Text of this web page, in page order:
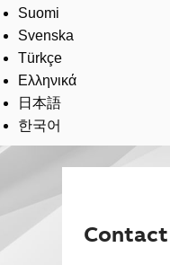
Suomi
Svenska
Türkçe
Ελληνικά
日本語
한국어